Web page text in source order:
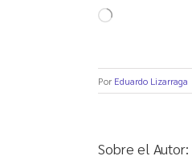
Cargando...
Por Eduardo Lizarraga
Sobre el Autor: